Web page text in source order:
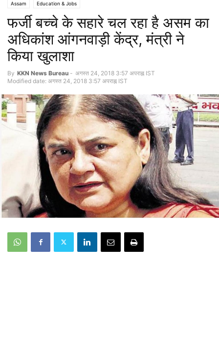
Assam Education & Jobs
फर्जी बच्चे के सहारे चल रहा है असम का
अधिकांश आंगनवाड़ी केंद्र, मंत्री ने
किया खुलाशा
By KKN News Bureau - अगस्त 24, 2018 3:57 अपराह्न IST
Modified date: अगस्त 24, 2018 3:57 अपराह्न IST